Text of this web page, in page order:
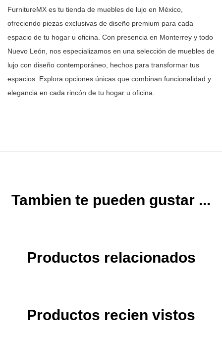
FurnitureMX es tu tienda de muebles de lujo en México,
ofreciendo piezas exclusivas de diseño premium para cada
espacio de tu hogar u oficina. Con presencia en Monterrey y todo
Nuevo León, nos especializamos en una selección de muebles de
lujo con diseño contemporáneo, hechos para transformar tus
espacios. Explora opciones únicas que combinan funcionalidad y
elegancia en cada rincón de tu hogar u oficina.
Tambien te pueden gustar ...
Productos relacionados
Productos recien vistos